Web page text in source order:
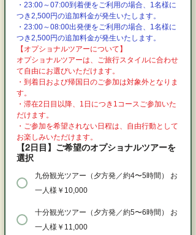
・23:00～07:00到着便をご利用の場合、1名様に
つき2,500円の追加料金が発生いたします。
・23:00～08:00出発便をご利用の場合、1名様に
つき2,500円の追加料金が発生いたします。
【オプショナルツアーについて】
オプショナルツアーは、ご旅行スタイルに合わせ
て自由にお選びいただけます。
・到着日および帰国日のご参加は対象外となりま
す。
・滞在2日目以降、1日につき1コースご参加いた
だけます。
・ご参加を希望されない日程は、自由行動として
お楽しみいただけます。
【2日目】ご希望のオプショナルツアーを
選択
九份観光ツアー（夕方発／約4〜5時間） お
一人様￥10,000
十分観光ツアー（夕方発／約5〜6時間） お
一人様￥11,000